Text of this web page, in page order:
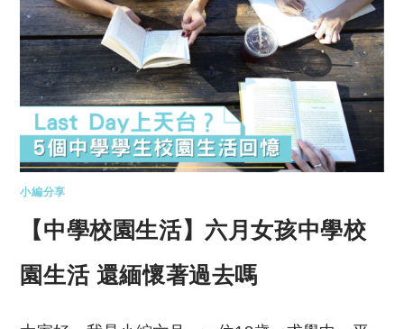
小編分享
【中學校園生活】六月女孩中學校
園生活 還緬懷著過去嗎